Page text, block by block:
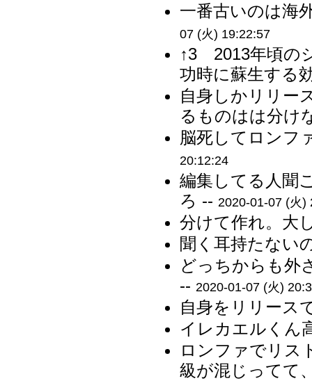
一番古いのは海
07 (火) 19:22:57
↑3 2013年頃の
功時に蘇生する
自身しかリリー
るものはは分け
脳死してロンフ
20:12:24
編集してる人聞
ろ -- 2020-01-07 (火)
分けて作れ。大
聞く耳持たない
どっちからも外
-- 2020-01-07 (火)
自身をリリース
イレカエルくん
ロンファでリス
級が混じってて